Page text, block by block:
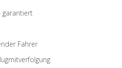
garantiert
Fahrer